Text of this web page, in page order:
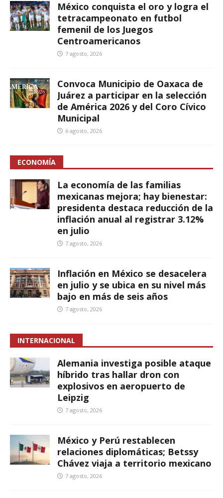
México conquista el oro y logra el
tetracampeonato en futbol
femenil de los Juegos
Centroamericanos
7 agosto, 2026
Convoca Municipio de Oaxaca de
Juárez a participar en la selección
de América 2026 y del Coro Cívico
Municipal
6 agosto, 2026
ECONOMÍA
La economía de las familias
mexicanas mejora; hay bienestar:
presidenta destaca reducción de la
inflación anual al registrar 3.12%
en julio
7 agosto, 2026
Inflación en México se desacelera
en julio y se ubica en su nivel más
bajo en más de seis años
7 agosto, 2026
INTERNACIONAL
Alemania investiga posible ataque
híbrido tras hallar dron con
explosivos en aeropuerto de
Leipzig
7 agosto, 2026
México y Perú restablecen
relaciones diplomáticas; Betssy
Chávez viaja a territorio mexicano
7 agosto, 2026